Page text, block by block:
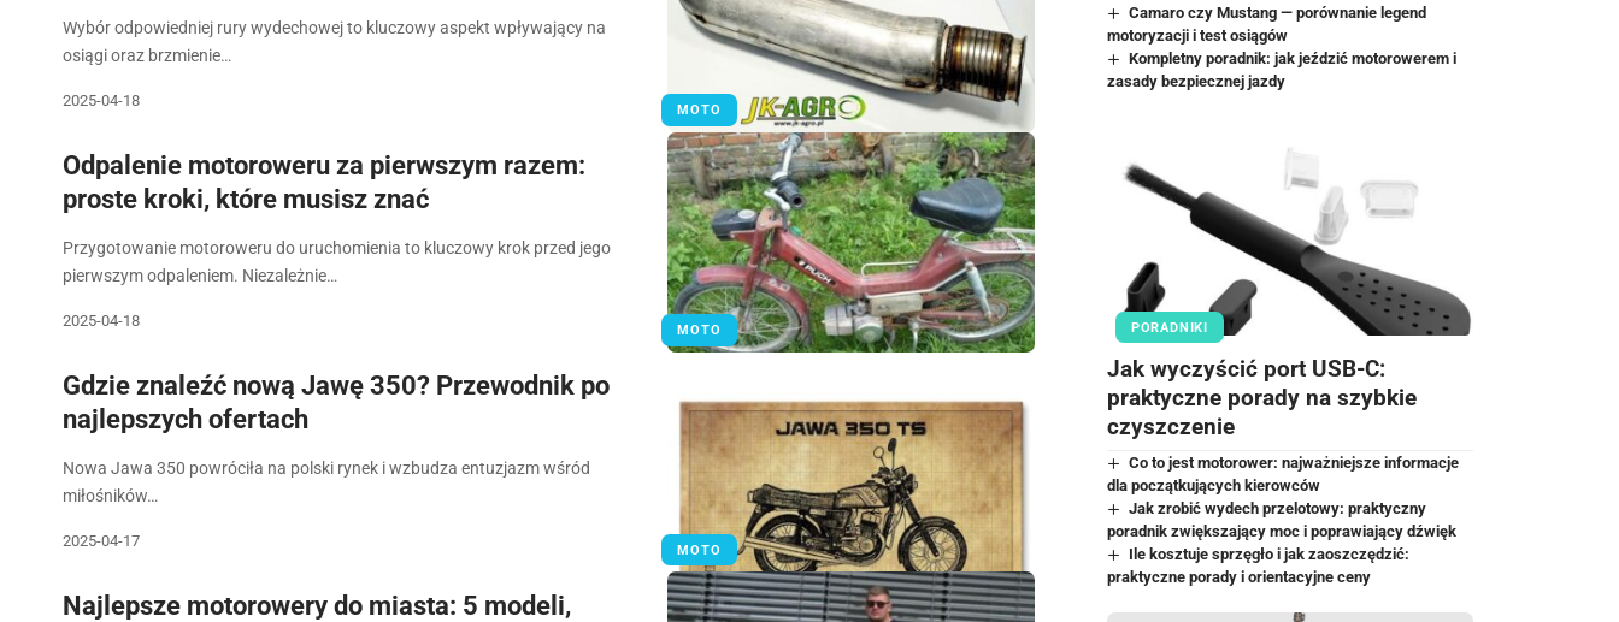
MOTO
Wybór odpowiedniej rury wydechowej to kluczowy aspekt wpływający na
osiągi oraz brzmienie…
2025-04-18
MOTO
Odpalenie motoroweru za pierwszym razem:
proste kroki, które musisz znać
Przygotowanie motoroweru do uruchomienia to kluczowy krok przed jego
pierwszym odpaleniem. Niezależnie…
2025-04-18
MOTO
Gdzie znaleźć nową Jawę 350? Przewodnik po
najlepszych ofertach
Nowa Jawa 350 powróciła na polski rynek i wzbudza entuzjazm wśród
miłośników…
2025-04-17
Najlepsze motorowery do miasta: 5 modeli,
Camaro czy Mustang — porównanie legend
motoryzacji i test osiągów
Kompletny poradnik: jak jeździć motorowerem i
zasady bezpiecznej jazdy
PORADNIKI
Jak wyczyścić port USB-C:
praktyczne porady na szybkie
czyszczenie
Co to jest motorower: najważniejsze informacje
dla początkujących kierowców
Jak zrobić wydech przelotowy: praktyczny
poradnik zwiększający moc i poprawiający dźwięk
Ile kosztuje sprzęgło i jak zaoszczędzić:
praktyczne porady i orientacyjne ceny